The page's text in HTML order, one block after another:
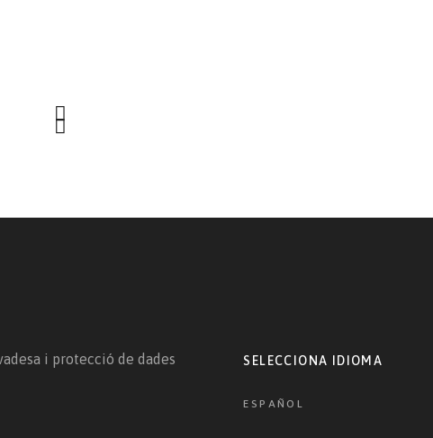
i protecció de dades SELECCIONA IDIOMA
ESPAÑOL